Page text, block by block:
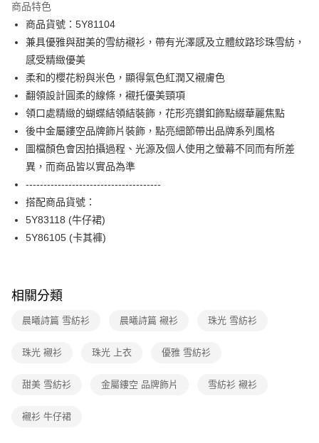
合作金庫商業銀行
華南商業銀行
上海商業儲蓄銀行
台北富邦商業銀行
國泰世華商業銀行
臺灣中小企業銀行
台中商業銀行
匯豐（台灣）商業銀行
聯邦商業銀行
遠東國際商業銀行
元大商業銀行
永豐商業銀行
玉山商業銀行
星展（台灣）商業銀行
台新國際商業銀行
中國信託商業銀行
台灣樂天信用卡公司
LINE Pay
Apple Pay
街口支付
AFTEE先享後付
相關說明
【關於「AFTEE先享後付」】
AFTEE先享後付是「在收到商品之後才付款」的支付方式。 讓您購物簡單
便利好安心！
１．簡單：不需註冊會員、不需綁卡、不需儲值。
２．便利：只要手機號碼，簡訊認證，即可結帳。
【「AFTEE先享後付」結帳流程】
１．於結帳方式選擇「AFTEE先享後付」後，將跳轉至「AFTEE先享後付」
結帳頁面，進行簡訊認證並確認金額後，即可完成結帳。
※ 請注意：結帳手續完成當下不需立刻繳費，但若您需要取消訂單，請聯絡
後付繳納相關費用。
是否繳費成功／繳費後需取消欲退款等相關疑問，請聯繫「AFTEE先享後付
【注意事項】
易，需依本服務之必要範圍內提供個人資料，並將交易相關給付款項請求債
付款後全家FamilyMart取貨
每筆NT$90，滿NT$3,600(含以上)免運費
付款後7-11取貨
黑貓宅配
每筆NT$200，滿NT$8,000(含以上)免運費
付款後門市自取
商品特色
商品貨號：5Y81104
兼具優雅與甜美的雪紡襯衫，帶有光澤感及立體紋路珍珠雪紡，
感受精緻優美
柔和的櫻花粉與米色，顯得氣色紅潤又襯膚色
翻領設計圓柔的線條，襯托優美頸項
領口處精緻的蝴蝶結領結裝飾，花形亮鑽釦飾點綴華麗焦點
後中金屬鏤空品牌飾片裝飾，點亮細節帶出品牌系列風格
圖檔顏色會因拍攝過程、光源及個人使用之螢幕不同而有所差
異，而商品皆以實品為準
--------------------------------------
搭配商品貨號：
5Y83118 (牛仔裙)
5Y86105 (卡其褲)
相關分類
晨曦詩篇 雪紡衫 晨曦詩篇 襯衫 珠光 雪紡衫
珠光 襯衫 珠光 上衣 優雅 雪紡衫
甜美 雪紡衫 金屬鏤空 品牌飾片 雪紡衫 襯衫
襯衫 牛仔裙